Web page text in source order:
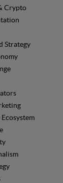
Crypto
Strategy